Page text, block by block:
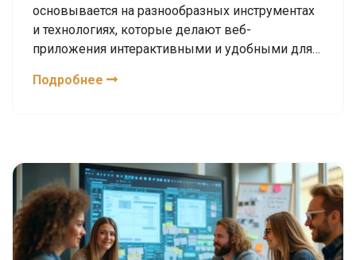
основывается на разнообразных инструментах
и технологиях, которые делают веб-
приложения интерактивными и удобными для
основные языки программирования,
востребованы, а также получите советы по
выбору инструментов для успешного старта в
этой области. Это поможет как начинающим, так
и опытным разработчикам улучшить свои
навыки и сделать правильный выбор.
Подробнее